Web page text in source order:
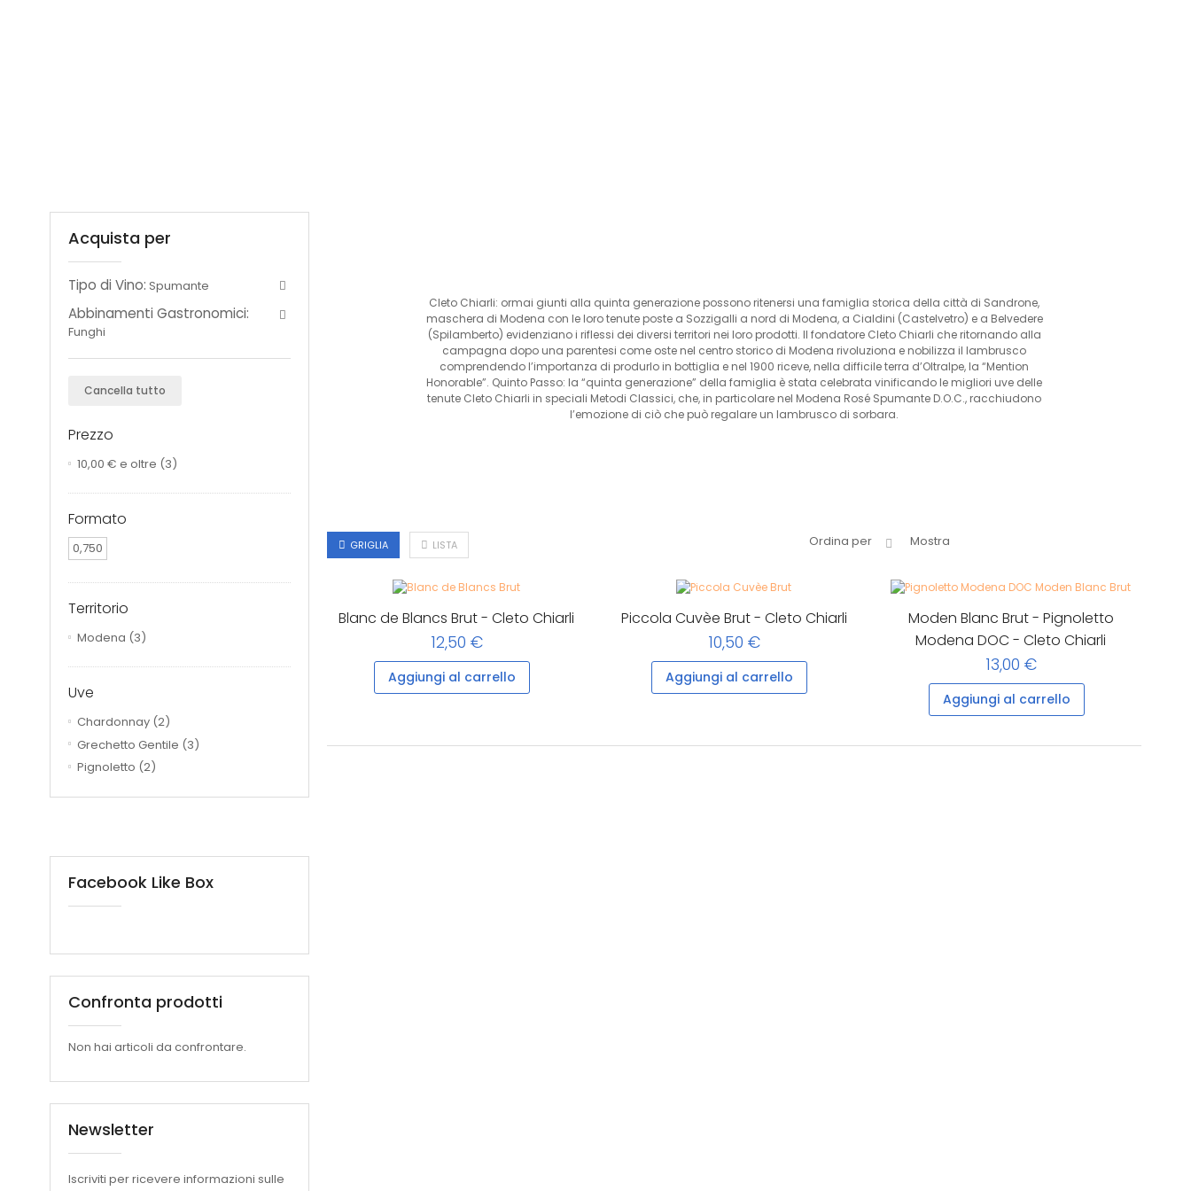
Cleto Chiarli: ormai giunti alla quinta generazione possono ritenersi una famiglia storica della città di Sandrone,
maschera di Modena con le loro tenute poste a Sozzigalli a nord di Modena, a Cialdini (Castelvetro) e a Belvedere
(Spilamberto) evidenziano i riflessi dei diversi territori nei loro prodotti. Il fondatore Cleto Chiarli che ritornando alla
campagna dopo una parentesi come oste nel centro storico di Modena rivoluziona e nobilizza il lambrusco
comprendendo l’importanza di produrlo in bottiglia e nel 1900 riceve, nella difficile terra d’Oltralpe, la “Mention
Honorable”. Quinto Passo: la “quinta generazione” della famiglia è stata celebrata vinificando le migliori uve delle
tenute Cleto Chiarli in speciali Metodi Classici, che, in particolare nel Modena Rosé Spumante D.O.C., racchiudono
l’emozione di ciò che può regalare un lambrusco di sorbara.
GRIGLIA LISTA Mostra
Ordina per
Blanc de Blancs Brut - Cleto Chiarli
12,50 €
Aggiungi al carrello
Piccola Cuvèe Brut - Cleto Chiarli
10,50 €
Aggiungi al carrello
Moden Blanc Brut - Pignoletto
Modena DOC - Cleto Chiarli
13,00 €
Aggiungi al carrello
Acquista per
Tipo di Vino: Spumante
Abbinamenti Gastronomici:
Funghi
Cancella tutto
Prezzo
10,00 € e oltre (3)
Formato
0,750
Territorio
Modena (3)
Uve
Chardonnay (2)
Grechetto Gentile (3)
Pignoletto (2)
Facebook Like Box
Confronta prodotti
Non hai articoli da confrontare.
Newsletter
Iscriviti per ricevere informazioni sulle